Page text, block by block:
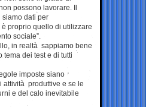
possono lavorare. Il
dati per
proprio quello di utilizzare
sociale”.
in realtà sappiamo bene
tema dei test e di tutti
imposte siano
attività produttive e se le
e del calo inevitabile